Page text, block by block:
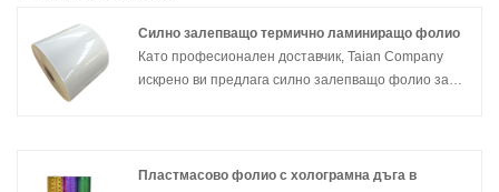
Силно залепващо термично ламиниращо фолио
Като професионален доставчик, Taian Company
искрено ви предлага силно залепващо фолио за
продукти. Ако имате нужда от помощ, моля, не се
Пластмасово фолио с холограмна дъга в